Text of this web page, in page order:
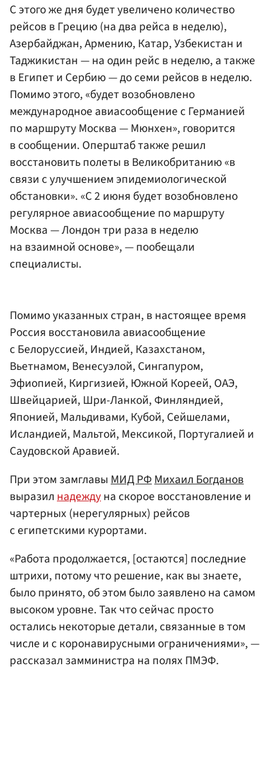
С этого же дня будет увеличено количество
рейсов в Грецию (на два рейса в неделю),
Азербайджан, Армению, Катар, Узбекистан и
Таджикистан — на один рейс в неделю, а также
в Египет и Сербию — до семи рейсов в неделю.
Помимо этого, «будет возобновлено
международное авиасообщение с Германией
по маршруту Москва — Мюнхен», говорится
в сообщении. Оперштаб также решил
восстановить полеты в Великобританию «в
связи с улучшением эпидемиологической
обстановки». «С 2 июня будет возобновлено
регулярное авиасообщение по маршруту
Москва — Лондон три раза в неделю
на взаимной основе», — пообещали
специалисты.
Помимо указанных стран, в настоящее время
Россия восстановила авиасообщение
с Белоруссией, Индией, Казахстаном,
Вьетнамом, Венесуэлой, Сингапуром,
Эфиопией, Киргизией, Южной Кореей, ОАЭ,
Швейцарией, Шри-Ланкой, Финляндией,
Японией, Мальдивами, Кубой, Сейшелами,
Исландией, Мальтой, Мексикой, Португалией и
Саудовской Аравией.
При этом замглавыМИД РФМихаил Богданов
выразилнадеждуна скорое восстановление и
чартерных (нерегулярных) рейсов
с египетскими курортами.
«Работа продолжается, [остаются] последние
штрихи, потому что решение, как вы знаете,
было принято, об этом было заявлено на самом
высоком уровне. Так что сейчас просто
остались некоторые детали, связанные в том
числе и с коронавирусными ограничениями», —
рассказал замминистра на полях ПМЭФ.